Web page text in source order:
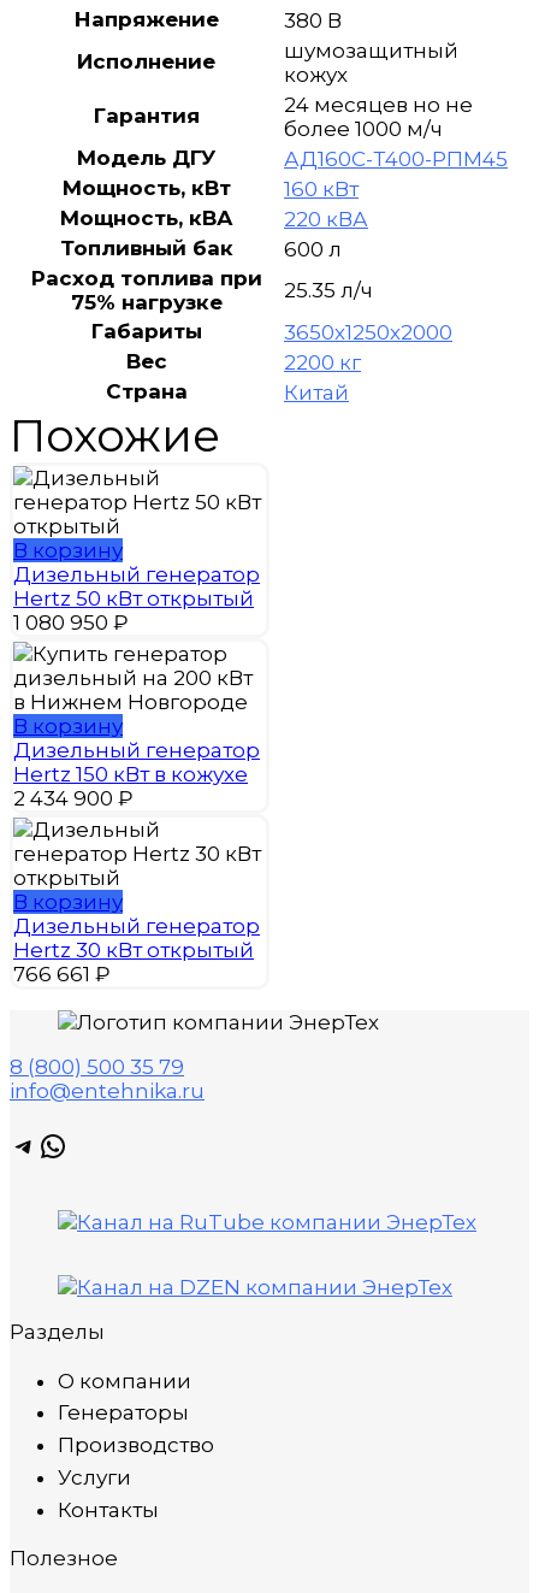
Напряжение
380 В
Исполнение
шумозащитный
кожух
Гарантия
24 месяцев но не
более 1000 м/ч
Модель ДГУ
АД160С-Т400-РПМ45
Мощность, кВт
160 кВт
Мощность, кВА
220 кВА
Топливный бак
600 л
Расход топлива при
75% нагрузке
25.35 л/ч
Габариты
3650х1250х2000
Вес
2200 кг
Страна
Китай
Похожие
В корзину
Дизельный генератор
Hertz 50 кВт открытый
1 080 950 ₽
В корзину
Дизельный генератор
Hertz 150 кВт в кожухе
2 434 900 ₽
В корзину
Дизельный генератор
Hertz 30 кВт открытый
766 661 ₽
8 (800) 500 35 79
info@entehnika.ru
Telegram
WhatsApp
Разделы
О компании
Генераторы
Производство
Услуги
Контакты
Полезное